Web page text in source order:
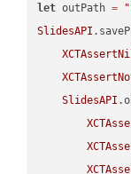
let outPath =
SlidesAPI
SlidesAPI